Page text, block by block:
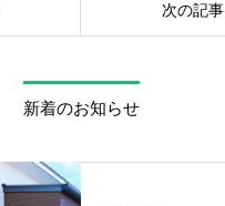
次の記事
新着のお知らせ